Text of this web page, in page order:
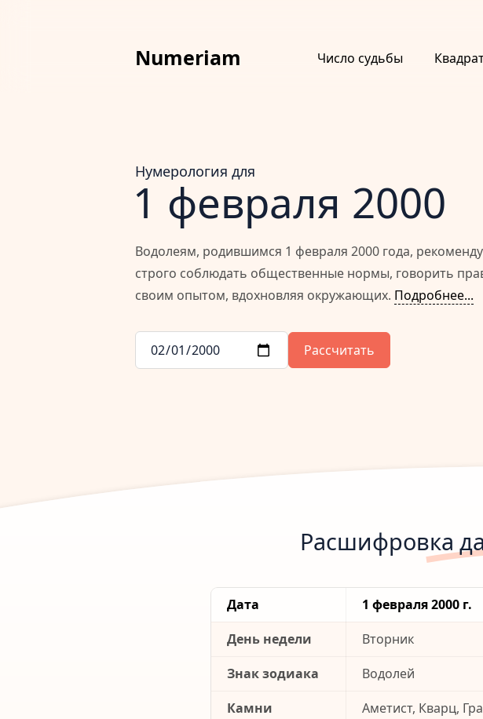
Numeriam Число судьбы
Нумерология для
1 февраля 2000
Водолеям, родившимся 1 февраля 2000 года,
строго соблюдать общественные нормы, говорить
своим опытом, вдохновляя окружающих. Подробнее...
Рассчитать
Расшифровка
Дата
1 февраля 2000 г.
День недели
Вторник
Знак зодиака
Водолей
Камни
Аметист, Кварц,